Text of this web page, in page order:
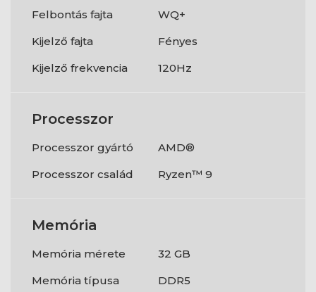
Felbontás fajta
WQ+
Kijelző fajta
Fényes
Kijelző frekvencia
120Hz
Processzor
Processzor gyártó
AMD®
Processzor család
Ryzen™ 9
Memória
Memória mérete
32 GB
Memória típusa
DDR5